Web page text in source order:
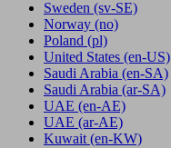
Sweden (sv-SE)
Norway (no)
Poland (pl)
United States (en-US)
Saudi Arabia (en-SA)
Saudi Arabia (ar-SA)
UAE (en-AE)
UAE (ar-AE)
Kuwait (en-KW)